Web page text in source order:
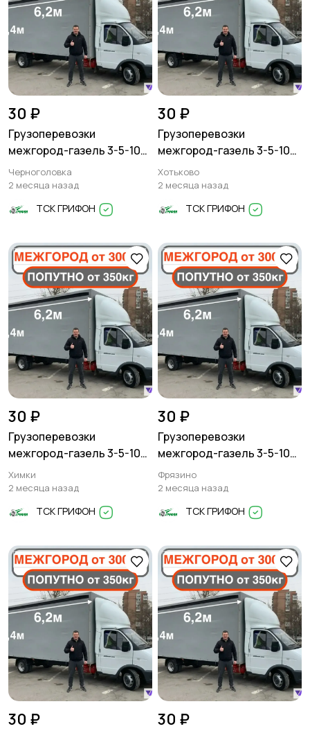
30 ₽
Грузоперевозки
межгород-газель 3-5-10
тонн
Черноголовка
2 месяца назад
ТСК ГРИФОН
30 ₽
Грузоперевозки
межгород-газель 3-5-10
тонн
Хотьково
2 месяца назад
ТСК ГРИФОН
30 ₽
Грузоперевозки
межгород-газель 3-5-10
тонн
Химки
2 месяца назад
ТСК ГРИФОН
30 ₽
Грузоперевозки
межгород-газель 3-5-10
тонн
Фрязино
2 месяца назад
ТСК ГРИФОН
30 ₽ 30 ₽